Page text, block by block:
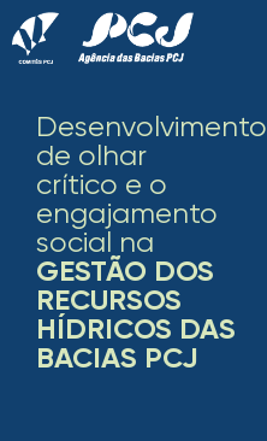
Desenvolvimento
de olhar
crítico e o
engajamento
social na
GESTÃO DOS
RECURSOS
HÍDRICOS DAS
BACIAS PCJ